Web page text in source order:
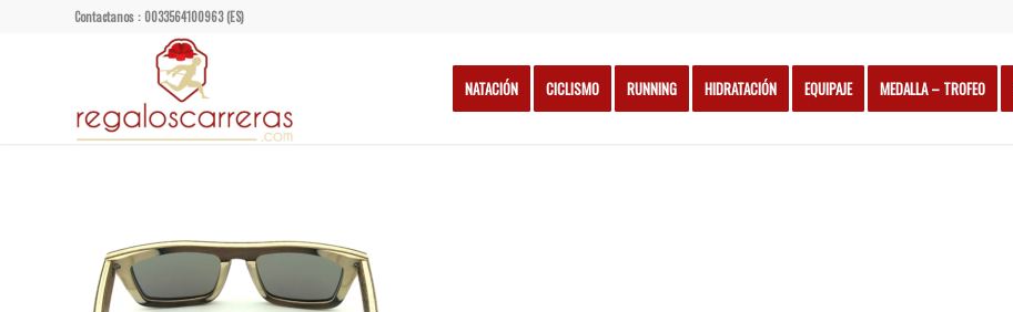
Contactanos : 0033564100963 (ES)
NATACIÓN CICLISMO RUNNING HIDRATACIÓN EQUIPAJE MEDALLA – TROFEO